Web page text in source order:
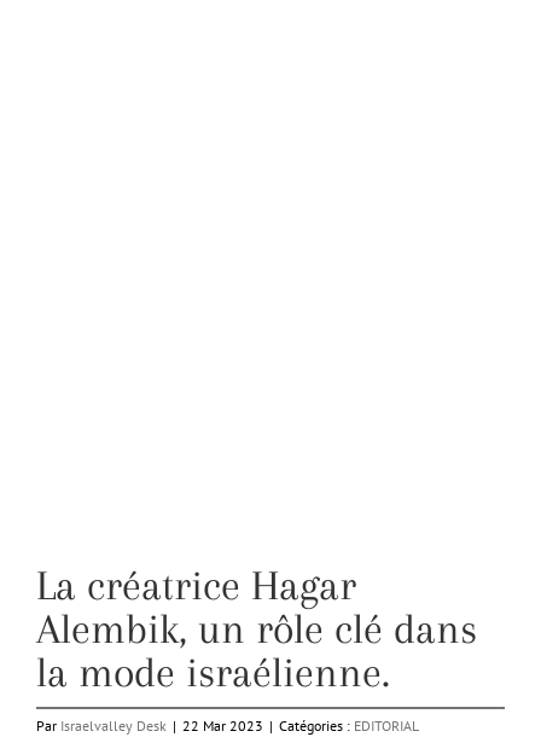
La créatrice Hagar
Alembik, un rôle clé dans
la mode israélienne.
Par Israelvalley Desk | 22 Mar 2023 | Catégories : EDITORIAL